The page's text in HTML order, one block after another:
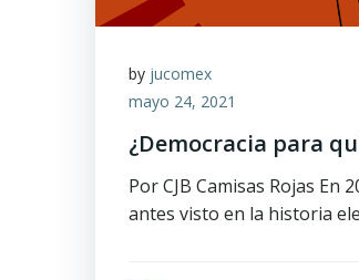
by jucomex
mayo 24, 2021
¿Democracia para
Por CJB Camisas Rojas En
antes visto en la historia